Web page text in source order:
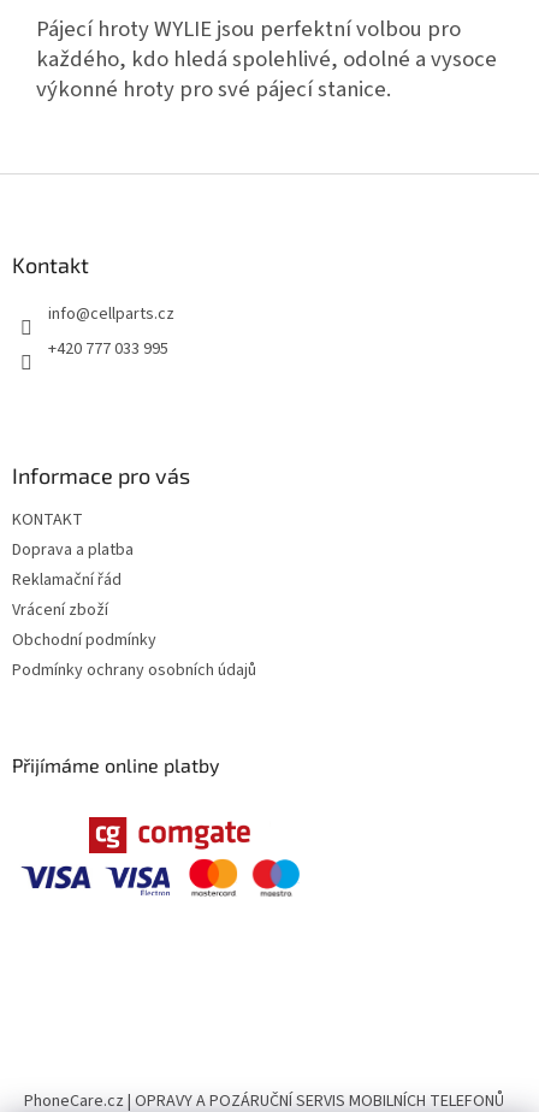
Pájecí hroty WYLIE jsou perfektní volbou pro
každého, kdo hledá spolehlivé, odolné a vysoce
výkonné hroty pro své pájecí stanice.
Kontakt
info@cellparts.cz
+420 777 033 995
Informace pro vás
KONTAKT
Doprava a platba
Reklamační řád
Vrácení zboží
Obchodní podmínky
Podmínky ochrany osobních údajů
Přijímáme online platby
PhoneCare.cz | OPRAVY A POZÁRUČNÍ SERVIS MOBILNÍCH TELEFONŮ